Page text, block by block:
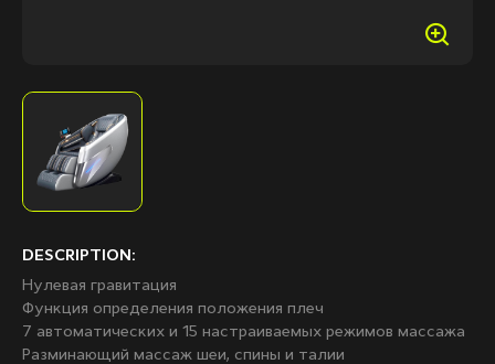
DESCRIPTION:
Нулевая гравитация
Функция определения положения плеч
7 автоматических и 15 настраиваемых режимов массажа
Разминающий массаж шеи, спины и талии